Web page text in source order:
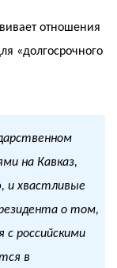
отношения
«долгосрочного
на Кавказ,
и хвастливые
о том,
российскими
в